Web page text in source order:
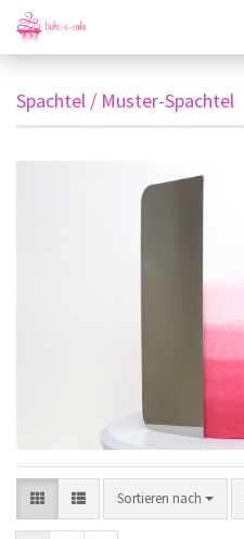
Spachtel / Muster-Spachtel
Sortieren nach
Sortieren nach